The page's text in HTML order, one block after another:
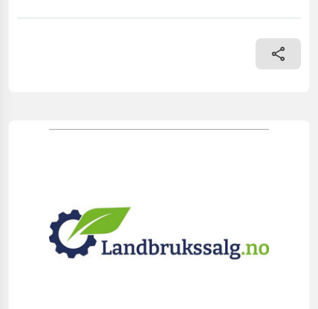
== Mer informasjon (NO) == mascus_category: panelvans